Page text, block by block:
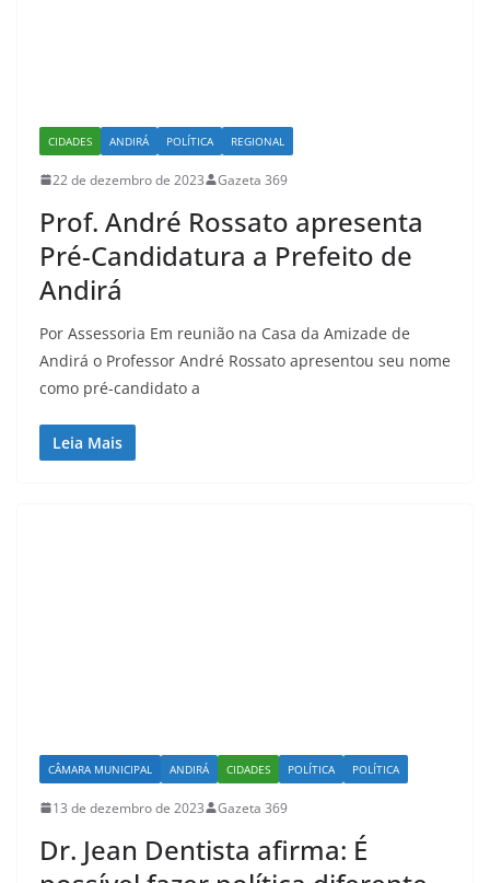
CIDADES ANDIRÁ POLÍTICA REGIONAL
22 de dezembro de 2023 Gazeta 369
Prof. André Rossato apresenta
Pré-Candidatura a Prefeito de
Andirá
Por Assessoria Em reunião na Casa da Amizade de
Andirá o Professor André Rossato apresentou seu nome
como pré-candidato a
Leia Mais
CÂMARA MUNICIPAL ANDIRÁ CIDADES POLÍTICA POLÍTICA
13 de dezembro de 2023 Gazeta 369
Dr. Jean Dentista afirma: É